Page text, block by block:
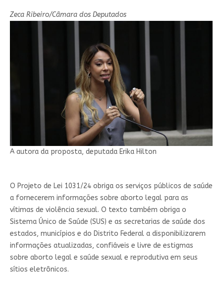
Zeca Ribeiro/Câmara dos Deputados
A autora da proposta, deputada Erika Hilton
O Projeto de Lei 1031/24 obriga os serviços públicos de saúde
a fornecerem informações sobre aborto legal para as
vítimas de violência sexual. O texto também obriga o
Sistema Único de Saúde (SUS) e as secretarias de saúde dos
estados, municípios e do Distrito Federal a disponibilizarem
informações atualizadas, confiáveis e livre de estigmas
sobre aborto legal e saúde sexual e reprodutiva em seus
sítios eletrônicos.